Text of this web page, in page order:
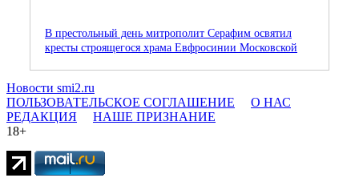
В престольный день митрополит Серафим освятил
кресты строящегося храма Евфросинии Московской
Новости smi2.ru
ПОЛЬЗОВАТЕЛЬСКОЕ СОГЛАШЕНИЕ
О НАС
РЕДАКЦИЯ
НАШЕ ПРИЗНАНИЕ
18+